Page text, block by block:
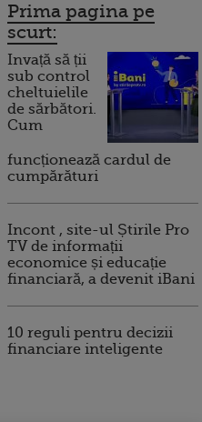
Prima pagina pe
scurt:
Invață să ții
sub control
cheltuielile
de sărbători.
Cum
funcționează cardul de
cumpărături
Incont , site-ul Știrile Pro
TV de informații
economice și educație
financiară, a devenit iBani
10 reguli pentru decizii
financiare inteligente